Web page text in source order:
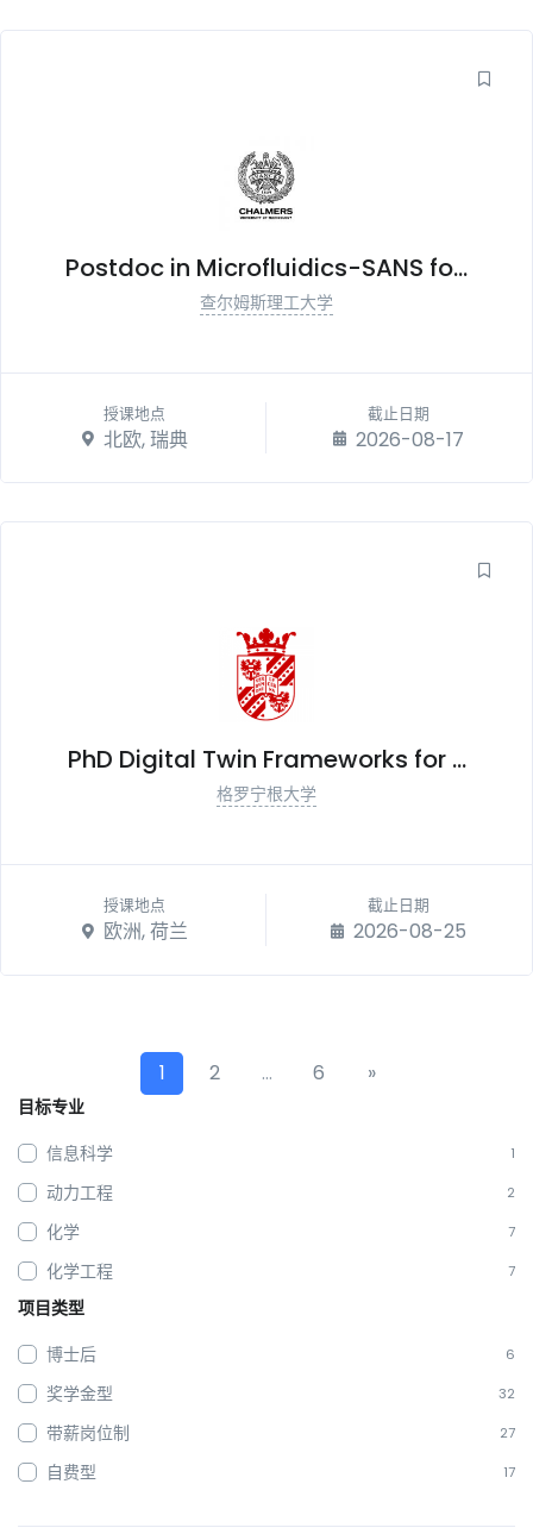
Postdoc in Microfluidics-SANS fo...
查尔姆斯理工大学
授课地点
北欧, 瑞典
截止日期
2026-08-17
PhD Digital Twin Frameworks for ...
格罗宁根大学
授课地点
欧洲, 荷兰
截止日期
2026-08-25
1 2 … 6 »
目标专业
信息科学
1
动力工程 2
化学 7
化学工程 7
项目类型
博士后
6
奖学金型 32
带薪岗位制 27
自费型 17